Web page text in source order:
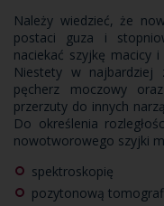
Należy wiedzieć, że
postaci guza i
naciekać szyjkę macicy
Niestety w najbardziej
pęcherz moczowy
przerzuty do innych
Do określenia
nowotworowego szyjki
spektroskopię
pozytonową